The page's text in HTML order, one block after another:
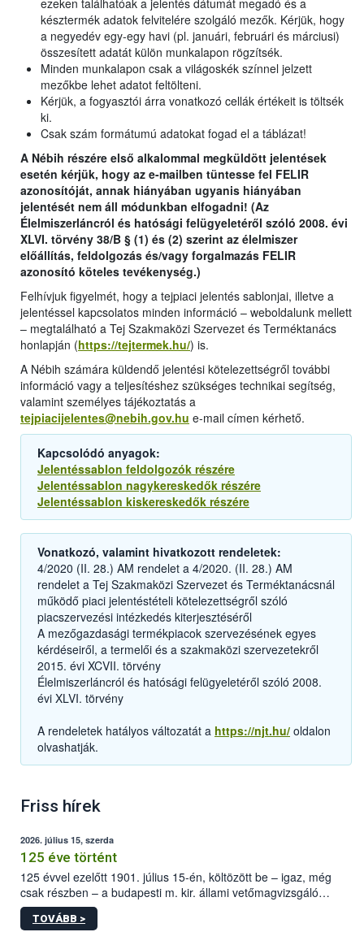
ezeken találhatóak a jelentés dátumát megadó és a
késztermék adatok felvitelére szolgáló mezők. Kérjük, hogy
a negyedév egy-egy havi (pl. januári, februári és márciusi)
összesített adatát külön munkalapon rögzítsék.
Minden munkalapon csak a világoskék színnel jelzett
mezőkbe lehet adatot feltölteni.
Kérjük, a fogyasztói árra vonatkozó cellák értékeit is töltsék
ki.
Csak szám formátumú adatokat fogad el a táblázat!
A Nébih részére első alkalommal megküldött jelentések
esetén kérjük, hogy az e-mailben tüntesse fel FELIR
azonosítóját, annak hiányában ugyanis hiányában
jelentését nem áll módunkban elfogadni! (Az
Élelmiszerláncról és hatósági felügyeletéről szóló 2008. évi
XLVI. törvény 38/B § (1) és (2) szerint az élelmiszer
előállítás, feldolgozás és/vagy forgalmazás FELIR
azonosító köteles tevékenység.)
Felhívjuk figyelmét, hogy a tejpiaci jelentés sablonjai, illetve a
jelentéssel kapcsolatos minden információ – weboldalunk mellett
– megtalálható a Tej Szakmaközi Szervezet és Terméktanács
honlapján (https://tejtermek.hu/) is.
A Nébih számára küldendő jelentési kötelezettségről további
információ vagy a teljesítéshez szükséges technikai segítség,
valamint személyes tájékoztatás a
tejpiacijelentes@nebih.gov.hu e-mail címen kérhető.
Kapcsolódó anyagok:
Jelentéssablon feldolgozók részére
Jelentéssablon nagykereskedők részére
Jelentéssablon kiskereskedők részére
Vonatkozó, valamint hivatkozott rendeletek:
4/2020 (II. 28.) AM rendelet a 4/2020. (II. 28.) AM
rendelet a Tej Szakmaközi Szervezet és Terméktanácsnál
működő piaci jelentéstételi kötelezettségről szóló
piacszervezési intézkedés kiterjesztéséről
A mezőgazdasági termékpiacok szervezésének egyes
kérdéseiről, a termelői és a szakmaközi szervezetekről
2015. évi XCVII. törvény
Élelmiszerláncról és hatósági felügyeletéről szóló 2008.
évi XLVI. törvény
A rendeletek hatályos változatát a https://njt.hu/ oldalon
olvashatják.
Friss hírek
2026. július 15, szerda
125 éve történt
125 évvel ezelőtt 1901. július 15-én, költözött be – igaz, még
csak részben – a budapesti m. kir. állami vetőmagvizsgáló
állomás a Kis Rókus utca 15. szám alatti, Czigler Győző által
tervezett új épületébe.
TOVÁBB >